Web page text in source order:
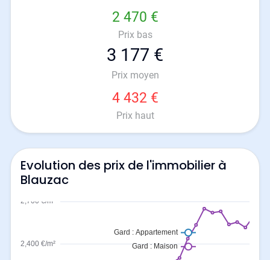
2 470 €
Prix bas
3 177 €
Prix moyen
4 432 €
Prix haut
Evolution des prix de l'immobilier à
Blauzac